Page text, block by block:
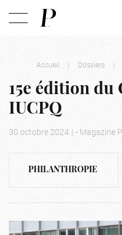
Accueil | Dossiers |
15e édition du
IUCPQ
30 octobre 2024 | - Magazine
PHILANTHROPIE